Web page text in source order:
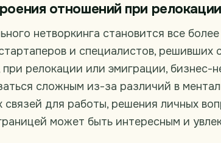
отношений при релокации
нетворкинга становится все
и специалистов, решивших
релокации или эмиграции, бизнес-
сложным из-за различий в
связей для работы, решения личных
может быть интересным и